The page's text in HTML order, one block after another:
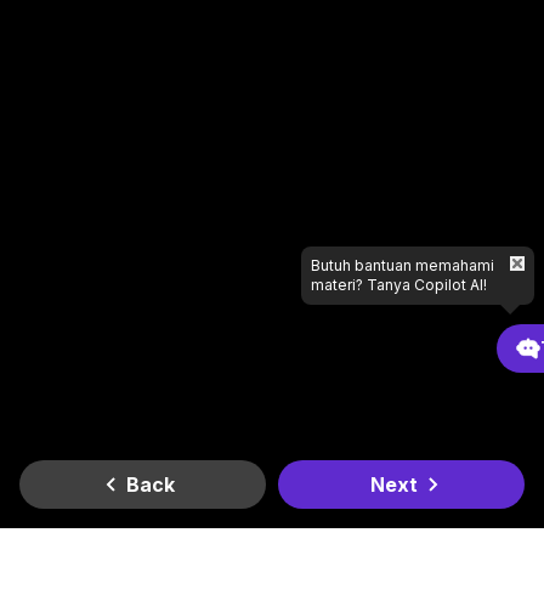
Butuh bantuan memahami
materi? Tanya Copilot AI!
Back Next